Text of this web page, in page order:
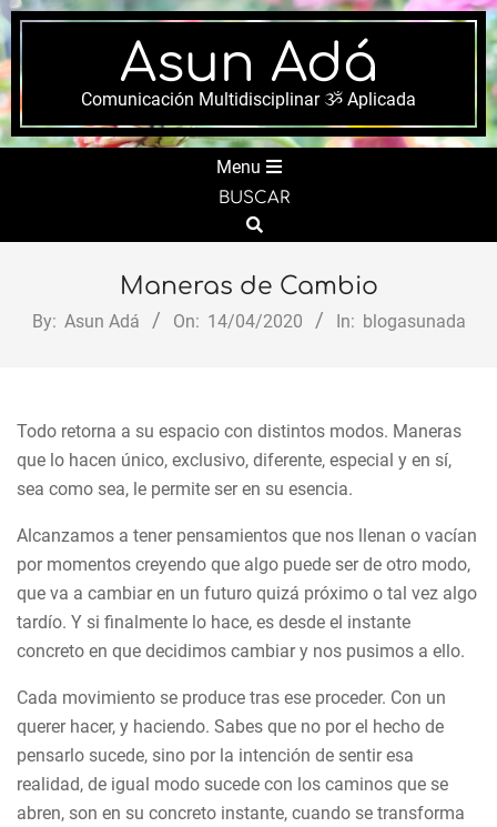
Skip
to
content
Asun Adá
Comunicación Multidisciplinar ૐ Aplicada
Menu
BUSCAR
Search
Maneras de Cambio
By: Asun Adá On: 14/04/2020 In: blogasunada
Todo retorna a su espacio con distintos modos. Maneras
que lo hacen único, exclusivo, diferente, especial y en sí,
sea como sea, le permite ser en su esencia.
Alcanzamos a tener pensamientos que nos llenan o vacían
por momentos creyendo que algo puede ser de otro modo,
que va a cambiar en un futuro quizá próximo o tal vez algo
tardío. Y si finalmente lo hace, es desde el instante
concreto en que decidimos cambiar y nos pusimos a ello.
Cada movimiento se produce tras ese proceder. Con un
querer hacer, y haciendo. Sabes que no por el hecho de
pensarlo sucede, sino por la intención de sentir esa
realidad, de igual modo sucede con los caminos que se
abren, son en su concreto instante, cuando se transforma